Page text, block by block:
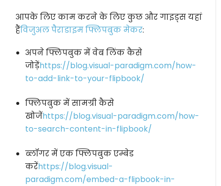
आपके लिए काम करने के लिए कुछ और गाइड्स यहां
हैंविजुअल पैराडाइम फ्लिपबुक मेकर:
अपने फ्लिपबुक में वेब लिंक कैसे
जोड़ेंhttps://blog.visual-paradigm.com/how-
to-add-link-to-your-flipbook/
फ्लिपबुक में सामग्री कैसे
खोजेंhttps://blog.visual-paradigm.com/how-
to-search-content-in-flipbook/
ब्लॉगर में एक फ्लिपबुक एम्बेड
करेंhttps://blog.visual-
paradigm.com/embed-a-flipbook-in-